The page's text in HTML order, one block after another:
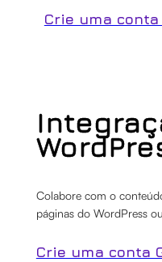
Crie uma conta
Colabore com o
páginas do WordPress
Crie uma conta